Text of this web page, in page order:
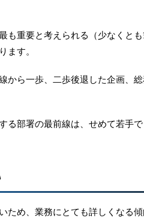
も重要と考えられる（少なくと
ます。
から一歩、二歩後退した企画、
る部署の最前線は、せめて若手
ため、業務にとても詳しくなる傾